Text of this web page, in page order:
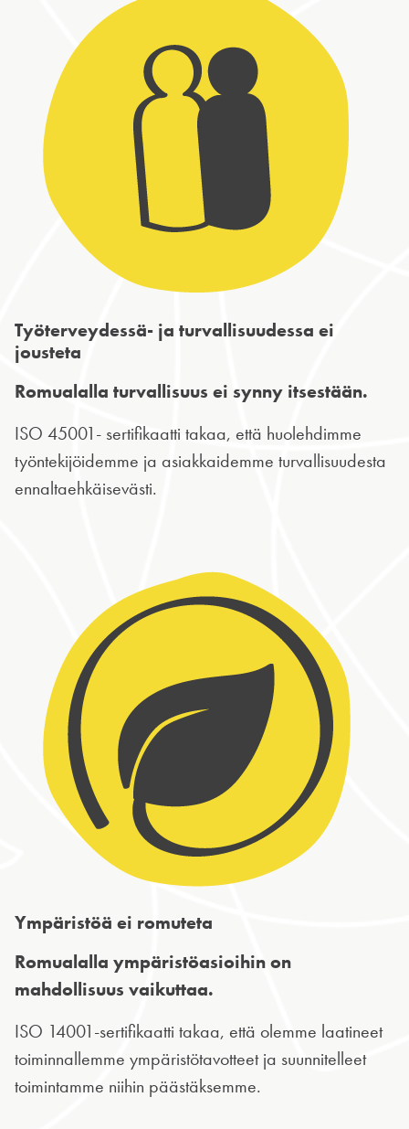
Työterveydessä- ja turvallisuudessa ei
jousteta
Romualalla turvallisuus ei synny itsestään.
ISO 45001- sertifikaatti takaa, että huolehdimme
työntekijöidemme ja asiakkaidemme turvallisuudesta
ennaltaehkäisevästi.
Ympäristöä ei romuteta
Romualalla ympäristöasioihin on
mahdollisuus vaikuttaa.
ISO 14001-sertifikaatti takaa, että olemme laatineet
toiminnallemme ympäristötavotteet ja suunnitelleet
toimintamme niihin päästäksemme.